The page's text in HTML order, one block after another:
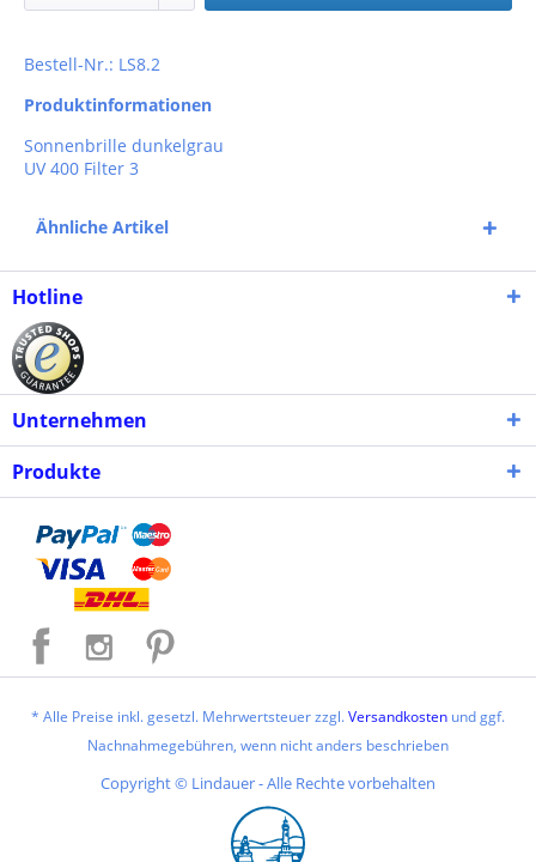
Bestell-Nr.: LS8.2
Produktinformationen
Sonnenbrille dunkelgrau
UV 400 Filter 3
Ähnliche Artikel
Hotline
Unternehmen
Produkte
* Alle Preise inkl. gesetzl. Mehrwertsteuer zzgl.Versandkosten und ggf.
Nachnahmegebühren, wenn nicht anders beschrieben
Copyright © Lindauer - Alle Rechte vorbehalten